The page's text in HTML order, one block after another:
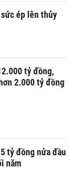
ép lên thủy
tỷ đồng,
2.000 tỷ đồng
tỷ đồng nửa đầu
năm